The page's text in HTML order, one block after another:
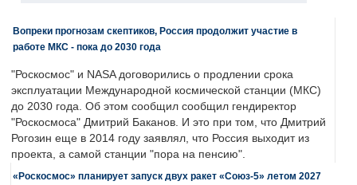
Вопреки прогнозам скептиков, Россия продолжит участие в
работе МКС - пока до 2030 года
"Роскосмос" и NASA договорились о продлении срока
эксплуатации Международной космической станции (МКС)
до 2030 года. Об этом сообщил сообщил гендиректор
"Роскосмоса" Дмитрий Баканов. И это при том, что Дмитрий
Рогозин еще в 2014 году заявлял, что Россия выходит из
проекта, а самой станции "пора на пенсию".
«Роскосмос» планирует запуск двух ракет «Союз-5» летом 2027